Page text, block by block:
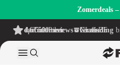
Zomerdeals
4.6/5
uit meer dan 500 reviews
op TrustPilot Gratis verzending
binnen NL & BE